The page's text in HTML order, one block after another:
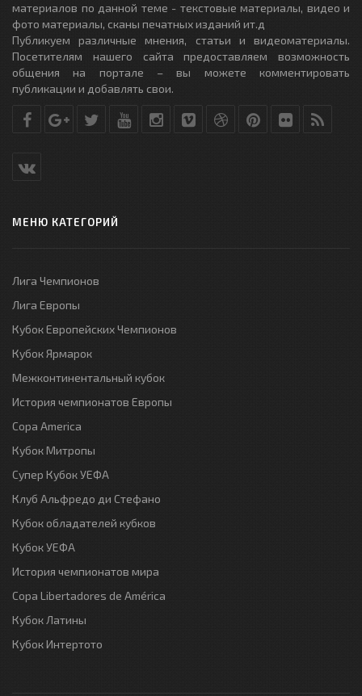
материалов по данной теме - текстовые материалы, видео и
фото материалы, сканы печатных изданий ит.д
Публикуем различные мнения, статьи и видеоматериалы.
Посетителям нашего сайта предоставляем возможность
общения на портале – вы можете комментировать
публикации и добавлять свои.
МЕНЮ КАТЕГОРИЙ
Лига Чемпионов
Лига Европы
Кубок Европейских Чемпионов
Кубок Ярмарок
Межконтинентальный кубок
История чемпионатов Европы
Copa America
Кубок Митропы
Супер Кубок УЕФА
Клуб Альфредо ди Стефано
Кубок обладателей кубков
Кубок УЕФА
История чемпионатов мира
Copa Libertadores de América
Кубок Латины
Кубок Интертото